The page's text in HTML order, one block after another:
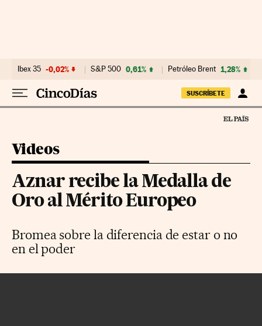
Ibex 35 -0,02% S&P 500 0,61% Petróleo Brent 1,28%
SUSCRÍBETE
Videos
Aznar recibe la Medalla de
Oro al Mérito Europeo
Bromea sobre la diferencia de estar o no
en el poder